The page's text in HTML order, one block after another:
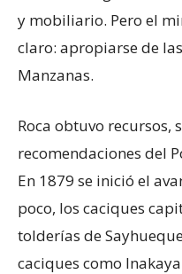
y mobiliario. Pero el
claro: apropiarse de
Manzanas.
Roca obtuvo recursos,
recomendaciones del
En 1879 se inició el
poco, los caciques
tolderías de
caciques como